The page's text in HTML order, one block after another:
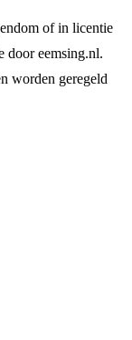
of in licentie
door eemsing.nl.
worden geregeld